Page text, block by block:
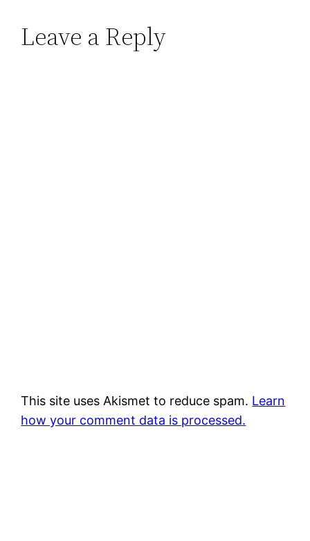
Leave a Reply
This site uses Akismet to reduce spam. Learn
how your comment data is processed.